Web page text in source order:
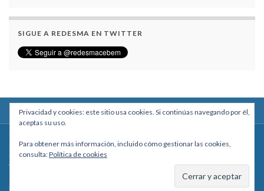
SIGUE A REDESMA EN TWITTER
Calle Macario Pinilla # 2588 esq. Av. Arce, Edificio Arcadia, Mezzanine, Of. 101
- La Paz, Bolivia
Teléfono: +591 2431818 - Celular: +591 73027636
Privacidad y cookies: este sitio usa cookies. Si continúas navegando por él,
aceptas su uso.
Para obtener más información, incluido cómo gestionar las cookies,
consulta:Política de cookies